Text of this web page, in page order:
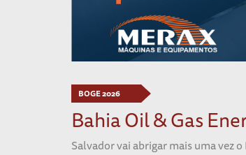
BOGE 2026
Bahia Oil & Gas
Salvador vai abrigar mais uma vez